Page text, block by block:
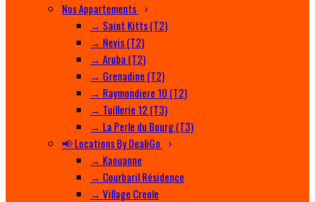
Nos Appartements
→ Saint Kitts (T2)
→ Nevis (T2)
→ Aruba (T2)
→ Grenadine (T2)
→ Raymondiere 10 (T2)
→ Tuillerie 12 (T3)
→ La Perle du Bourg (T3)
📢 Locations By DealiGo
→ Kaouanne
→ Courbaril Résidence
→ Village Creole